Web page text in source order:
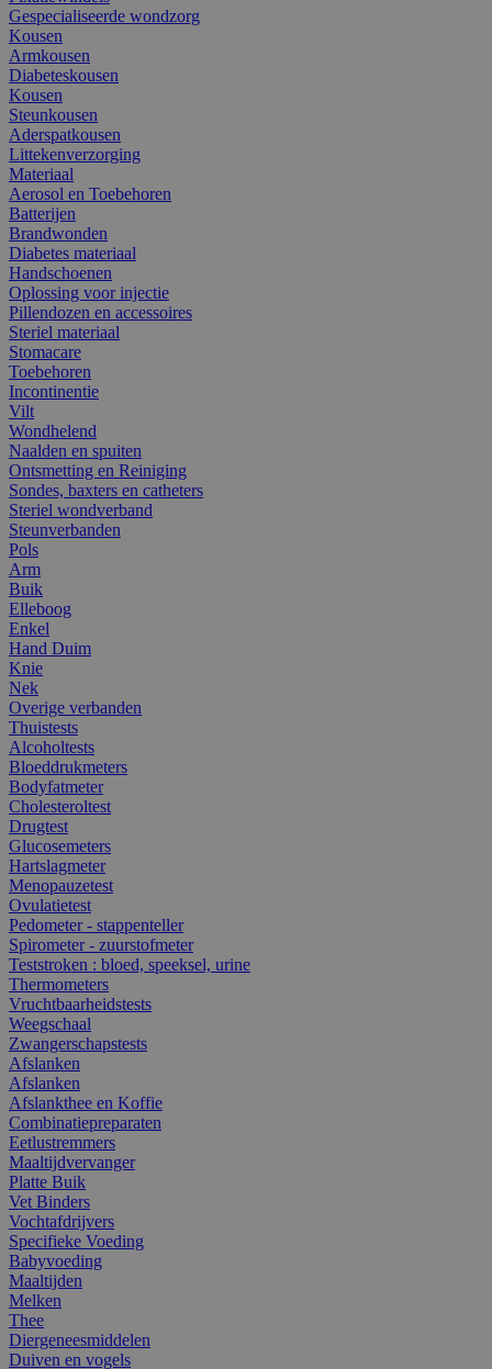
Gespecialiseerde wondzorg
Kousen
Armkousen
Diabeteskousen
Kousen
Steunkousen
Aderspatkousen
Littekenverzorging
Materiaal
Aerosol en Toebehoren
Batterijen
Brandwonden
Diabetes materiaal
Handschoenen
Oplossing voor injectie
Pillendozen en accessoires
Steriel materiaal
Stomacare
Toebehoren
Incontinentie
Vilt
Wondhelend
Naalden en spuiten
Ontsmetting en Reiniging
Sondes, baxters en catheters
Steriel wondverband
Steunverbanden
Pols
Arm
Buik
Elleboog
Enkel
Hand Duim
Knie
Nek
Overige verbanden
Thuistests
Alcoholtests
Bloeddrukmeters
Bodyfatmeter
Cholesteroltest
Drugtest
Glucosemeters
Hartslagmeter
Menopauzetest
Ovulatietest
Pedometer - stappenteller
Spirometer - zuurstofmeter
Teststroken : bloed, speeksel, urine
Thermometers
Vruchtbaarheidstests
Weegschaal
Zwangerschapstests
Afslanken
Afslanken
Afslankthee en Koffie
Combinatiepreparaten
Eetlustremmers
Maaltijdvervanger
Platte Buik
Vet Binders
Vochtafdrijvers
Specifieke Voeding
Babyvoeding
Maaltijden
Melken
Thee
Diergeneesmiddelen
Duiven en vogels